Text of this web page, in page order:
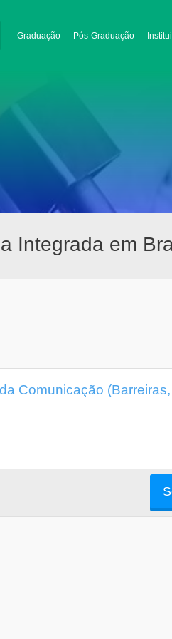
Graduação Pós-Graduação
Integrada em
Comunicação (Barreiras,